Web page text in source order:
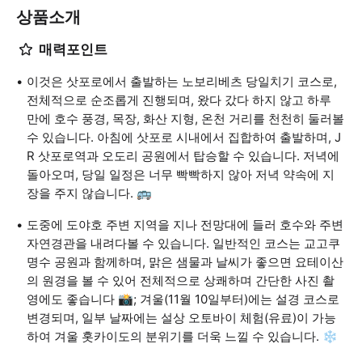
상품소개
매력포인트
이것은 삿포로에서 출발하는 노보리베츠 당일치기 코스로,
전체적으로 순조롭게 진행되며, 왔다 갔다 하지 않고 하루
만에 호수 풍경, 목장, 화산 지형, 온천 거리를 천천히 둘러볼
수 있습니다. 아침에 삿포로 시내에서 집합하여 출발하며, J
R 삿포로역과 오도리 공원에서 탑승할 수 있습니다. 저녁에
돌아오며, 당일 일정은 너무 빡빡하지 않아 저녁 약속에 지
장을 주지 않습니다. 🚌
도중에 도야호 주변 지역을 지나 전망대에 들러 호수와 주변
자연경관을 내려다볼 수 있습니다. 일반적인 코스는 교고쿠
명수 공원과 함께하며, 맑은 샘물과 날씨가 좋으면 요테이산
의 원경을 볼 수 있어 전체적으로 상쾌하며 간단한 사진 촬
영에도 좋습니다 📸; 겨울(11월 10일부터)에는 설경 코스로
변경되며, 일부 날짜에는 설상 오토바이 체험(유료)이 가능
하여 겨울 홋카이도의 분위기를 더욱 느낄 수 있습니다. ❄️